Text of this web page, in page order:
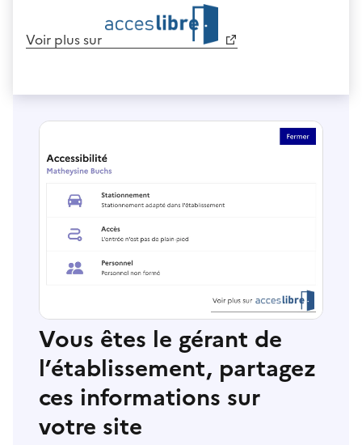
Voir plus sur
Vous êtes le gérant de
l’établissement, partagez
ces informations sur
votre site